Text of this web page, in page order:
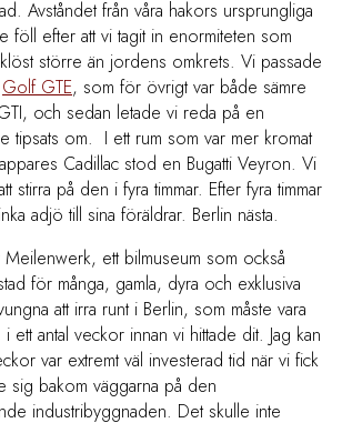
Avståndet från våra hakors ursprungliga
föll efter att vi tagit in enormiteten som
större än jordens omkrets. Vi passade
Golf GTE, som för övrigt var både sämre
och sedan letade vi reda på en
tipsats om. I ett rum som var mer kromat
Cadillac stod en Bugatti Veyron. Vi
stirra på den i fyra timmar. Efter fyra timmar
adjö till sina föräldrar. Berlin nästa.
Meilenwerk, ett bilmuseum som också
för många, gamla, dyra och exklusiva
att irra runt i Berlin, som måste vara
ett antal veckor innan vi hittade dit. Jag kan
var extremt väl investerad tid när vi fick
sig bakom väggarna på den
industribyggnaden. Det skulle inte